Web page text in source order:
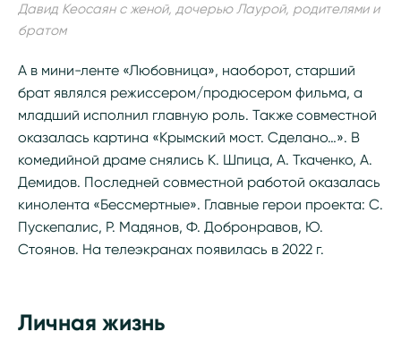
Давид Кеосаян с женой, дочерью Лаурой, родителями и
братом
А в мини-ленте «Любовница», наоборот, старший
брат являлся режиссером/продюсером фильма, а
младший исполнил главную роль. Также совместной
оказалась картина «Крымский мост. Сделано…». В
комедийной драме снялись К. Шпица, А. Ткаченко, А.
Демидов. Последней совместной работой оказалась
кинолента «Бессмертные». Главные герои проекта: С.
Пускепалис, Р. Мадянов, Ф. Добронравов, Ю.
Стоянов. На телеэкранах появилась в 2022 г.
Личная жизнь